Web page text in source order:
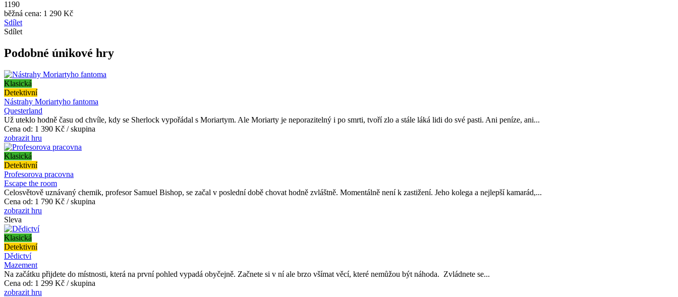
1190
běžná cena: 1 290 Kč
Sdílet
Sdílet
Podobné únikové hry
Klasická
Detektivní
Nástrahy Moriartyho fantoma
Questerland
Už uteklo hodně času od chvíle, kdy se Sherlock vypořádal s Moriartym. Ale Moriarty je neporazitelný i po smrti, tvoří zlo a stále láká lidi do své pasti. Ani peníze, ani...
Cena od: 1 390 Kč / skupina
zobrazit hru
Klasická
Detektivní
Profesorova pracovna
Escape the room
Celosvětově uznávaný chemik, profesor Samuel Bishop, se začal v poslední době chovat hodně zvláštně. Momentálně není k zastižení. Jeho kolega a nejlepší kamarád,...
Cena od: 1 790 Kč / skupina
zobrazit hru
Sleva
Klasická
Detektivní
Dědictví
Mazement
Na začátku přijdete do místnosti, která na první pohled vypadá obyčejně. Začnete si v ní ale brzo všímat věcí, které nemůžou být náhoda. Zvládnete se...
Cena od: 1 299 Kč / skupina
zobrazit hru